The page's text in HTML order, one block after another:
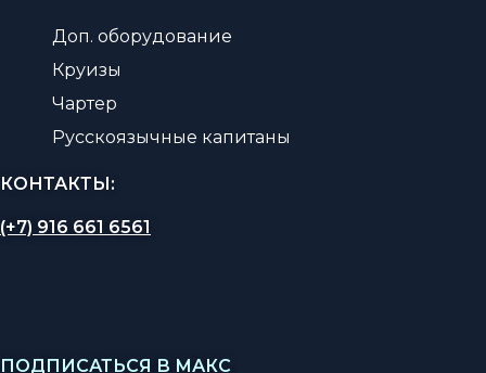
Доп. оборудование
Круизы
Чартер
Русскоязычные капитаны
КОНТАКТЫ:
(+7) 916 661 6561
ПОДПИСАТЬСЯ В МАКС